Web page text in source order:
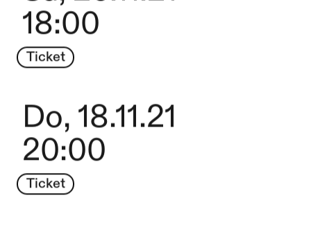
18:00
Ticket
Do, 18.11.21
20:00
Ticket